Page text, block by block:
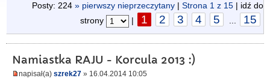
Posty: 224 » pierwszy nieprzeczytany | Strona 1 z 15 | idź do
strony
| 1 2 3 4 5 15
Namiastka RAJU - Korcula 2013 :)
napisał(a) szrek27 » 16.04.2014 10:05